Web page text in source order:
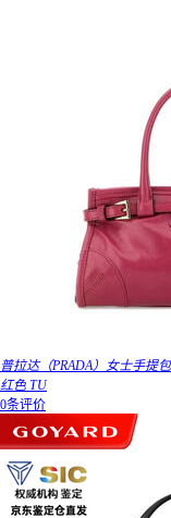
普拉达（PRADA）女士手提
红色 TU
0条评价